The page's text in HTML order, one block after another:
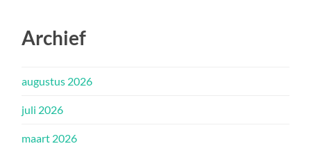
Archief
augustus 2026
juli 2026
maart 2026